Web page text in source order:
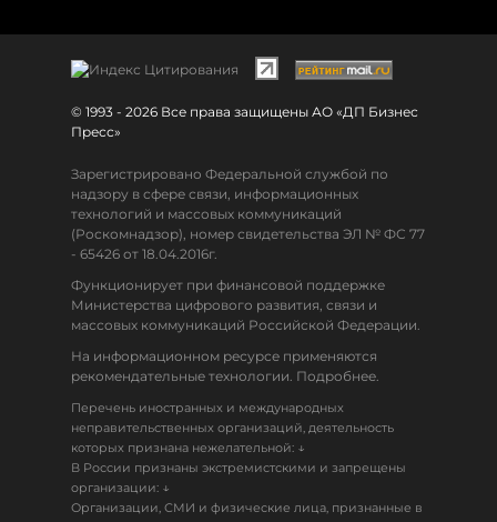
© 1993 - 2026 Все права защищены АО «ДП Бизнес
Пресс»
Зарегистрировано Федеральной службой по
надзору в сфере связи, информационных
технологий и массовых коммуникаций
(Роскомнадзор), номер свидетельства ЭЛ № ФС 77
- 65426 от 18.04.2016г.
Функционирует при финансовой поддержке
Министерства цифрового развития, связи и
массовых коммуникаций Российской Федерации.
На информационном ресурсе применяются
рекомендательные технологии. Подробнее.
Перечень иностранных и международных
неправительственных организаций, деятельность
которых признана нежелательной: ↓
В России признаны экстремистскими и запрещены
организации: ↓
Организации, СМИ и физические лица, признанные в